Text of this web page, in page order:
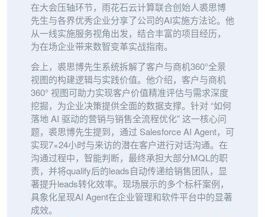
在大会压轴环节，雨花石云计算联合创始人裘思博
先生与各界优秀企业分享了公司的AI实施方法论。他
从一线实施服务视角出发，结合丰富的项目经历，
为在场企业带来数智变革实战指南。
会上，裘思博先生系统拆解了客户与商机360°全景
视图的构建逻辑与实践价值。他介绍，客户与商机
360° 视图可助力实现客户价值精准评估与需求深度
挖掘，为企业决策提供全面的数据支撑。针对 “如何
落地 AI 驱动的营销与销售全流程优化” 这一核心问
题，裘思博先生提到，通过 Salesforce AI Agent，可
实现7×24小时与来访的潜在客户进行对话沟通。在
沟通过程中，智能判断，最终承担大部分MQL的职
责，并将qualify后的leads自动传递给销售团队，显
著提升leads转化效率。现场展示的多个标杆案例，
具象化呈现AI Agent在企业管理和软件平台中的显著
成效。